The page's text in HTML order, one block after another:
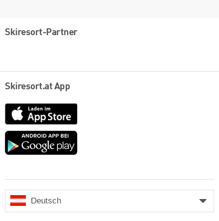
Skiresort-Partner
Skiresort.at App
App
Store
Google
Deutsch